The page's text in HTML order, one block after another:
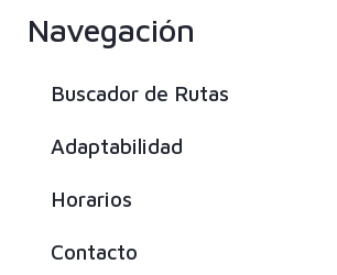
Navegación
Buscador de Rutas
Adaptabilidad
Horarios
Contacto